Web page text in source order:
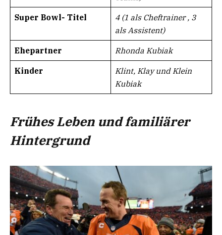
Super Bowl- Titel
4 (1 als Cheftrainer , 3
als Assistent)
Ehepartner Rhonda Kubiak
Kinder
Klint, Klay und Klein
Kubiak
Frühes Leben und familiärer
Hintergrund